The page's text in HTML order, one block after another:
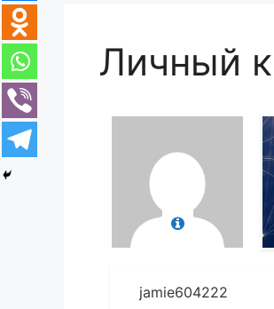
Личный
jamie604222